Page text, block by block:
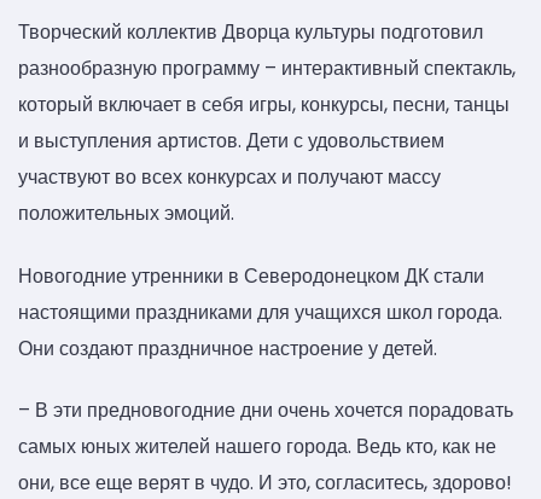
Творческий коллектив Дворца культуры подготовил
разнообразную программу – интерактивный спектакль,
который включает в себя игры, конкурсы, песни, танцы
и выступления артистов. Дети с удовольствием
участвуют во всех конкурсах и получают массу
положительных эмоций.
Новогодние утренники в Северодонецком ДК стали
настоящими праздниками для учащихся школ города.
Они создают праздничное настроение у детей.
– В эти предновогодние дни очень хочется порадовать
самых юных жителей нашего города. Ведь кто, как не
они, все еще верят в чудо. И это, согласитесь, здорово!